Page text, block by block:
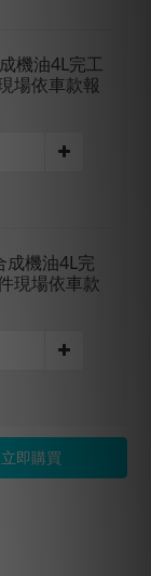
機油4L完工
場依車款報
成機油4L完
現場依車款
立即購買